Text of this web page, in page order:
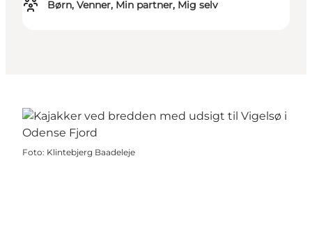
Børn, Venner, Min partner, Mig selv
Foto: Klintebjerg Baadeleje